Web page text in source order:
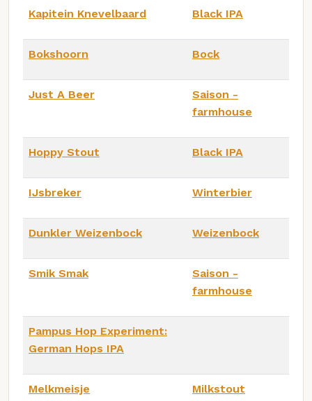
Kapitein Knevelbaard Black IPA
Bokshoorn Bock
Just A Beer
Saison -
farmhouse
Hoppy Stout Black IPA
IJsbreker Winterbier
Dunkler Weizenbock Weizenbock
Smik Smak
Saison -
farmhouse
Pampus Hop Experiment:
German Hops IPA
Melkmeisje Milkstout